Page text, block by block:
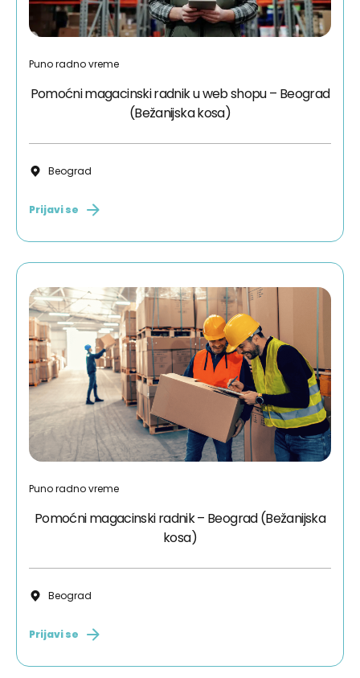
Puno radno vreme
Pomoćni magacinski radnik u web shopu – Beograd
(Bežanijska kosa)
Beograd
Prijavi se
Puno radno vreme
Pomoćni magacinski radnik – Beograd (Bežanijska
kosa)
Beograd
Prijavi se